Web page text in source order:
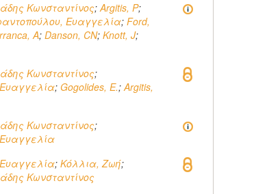
Κωνσταντίνος;Argitis, P;
Ευαγγελία; Ford,
A; Danson, CN; Knott, J;
Κωνσταντίνος;
; Gogolides, E.;Argitis,
Κωνσταντίνος;
; Κόλλια, Ζωή;
Κωνσταντίνος